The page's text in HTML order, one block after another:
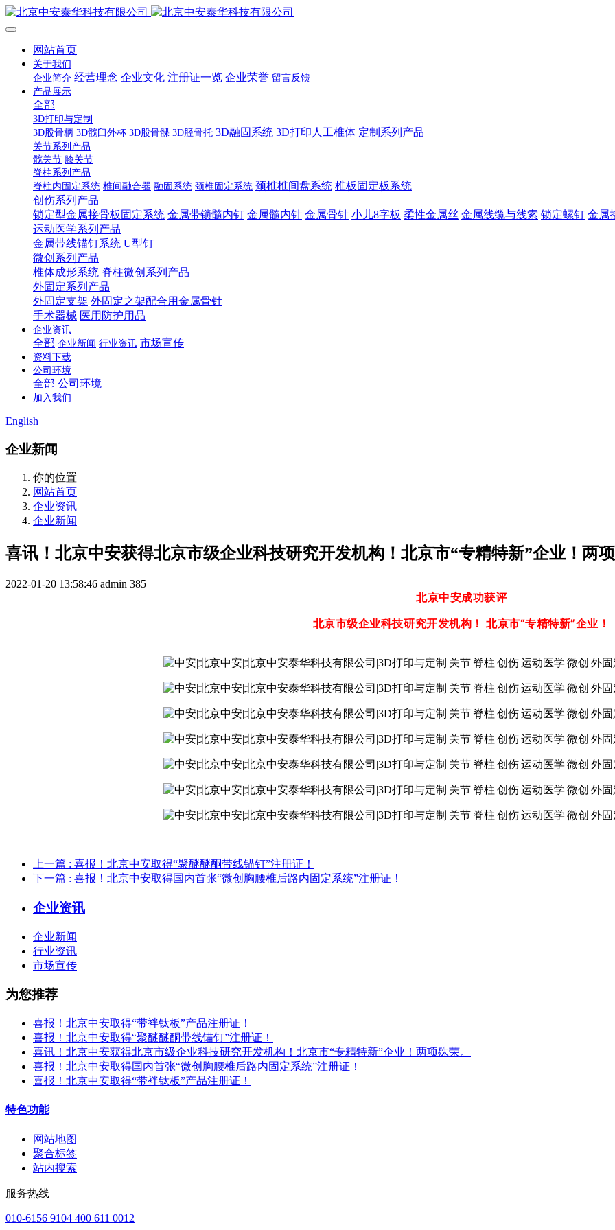
网站首页
关于我们
企业简介 经营理念 企业文化 注册证一览 企业荣誉 留言反馈
产品展示
全部
3D打印与定制
3D股骨柄 3D髋臼外杯 3D股骨髁 3D胫骨托 3D融固系统 3D打印人工椎体 定制系列产品
关节系列产品
髋关节 膝关节
脊柱系列产品
脊柱内固定系统 椎间融合器 融固系统 颈椎固定系统 颈椎椎间盘系统 椎板固定板系统
创伤系列产品
锁定型金属接骨板固定系统 金属带锁髓内钉 金属髓内针 金属骨针 小儿8字板 柔性金属丝 金属线缆与线索 锁定螺钉 金属
运动医学系列产品
金属带线锚钉系统 U型钉
微创系列产品
椎体成形系统 脊柱微创系列产品
外固定系列产品
外固定支架 外固定之架配合用金属骨针
手术器械 医用防护用品
企业资讯
全部 企业新闻 行业资讯 市场宣传
资料下载
公司环境
全部 公司环境
加入我们
English
企业新闻
你的位置
网站首页
企业资讯
企业新闻
喜讯！北京中安获得北京市级企业科技研究开发机构！北京市“专精特新”企业！两
2022-01-20 13:58:46 admin 385
北京中安成功获评
北京市级企业科技研究开发机构！北京市“专精特新”企业！
上一篇 : 喜报！北京中安取得“聚醚醚酮带线锚钉”注册证！
下一篇 : 喜报！北京中安取得国内首张“微创胸腰椎后路内固定系统”注册证！
企业资讯
企业新闻
行业资讯
市场宣传
为您推荐
喜报！北京中安取得“带袢钛板”产品注册证！
喜报！北京中安取得“聚醚醚酮带线锚钉”注册证！
喜讯！北京中安获得北京市级企业科技研究开发机构！北京市“专精特新”企业！两项殊荣。
喜报！北京中安取得国内首张“微创胸腰椎后路内固定系统”注册证！
喜报！北京中安取得“带袢钛板”产品注册证！
特色功能
网站地图
聚合标签
站内搜索
服务热线
010-6156 9104 400 611 0012